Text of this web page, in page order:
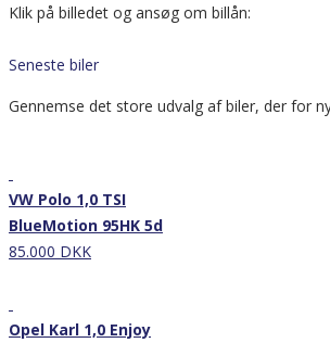
Klik på billedet og ansøg om billån:
Seneste biler
Gennemse det store udvalg af biler, der for
VW Polo 1,0 TSI
BlueMotion 95HK 5d
85.000 DKK
Opel Karl 1,0 Enjoy